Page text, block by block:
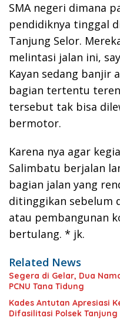
SMA negeri dimana
pendidiknya tinggal
Tanjung Selor.
melintasi jalan ini,
Kayan sedang banjir
bagian tertentu
tersebut tak bisa
bermotor.
Karena nya agar
Salimbatu berjalan
bagian jalan yang
ditinggikan sebelum
atau pembangunan
bertulang. * jk.
Related News
Segera di Gelar, Dua
PCNU Tana Tidung
Kades Antutan Apresiasi
Difasilitasi Polsek Tanjung